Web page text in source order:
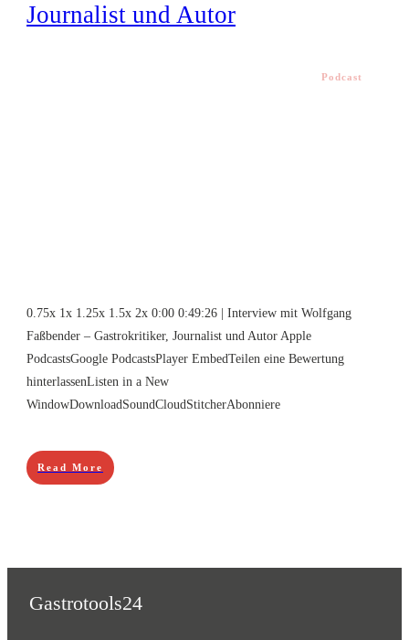
Journalist und Autor
Podcast
0.75x 1x 1.25x 1.5x 2x 0:00 0:49:26 | Interview mit Wolfgang
Faßbender – Gastrokritiker, Journalist und Autor Apple
PodcastsGoogle PodcastsPlayer EmbedTeilen eine Bewertung
hinterlassenListen in a New
WindowDownloadSoundCloudStitcherAbonniere
Read More
Gastrotools24